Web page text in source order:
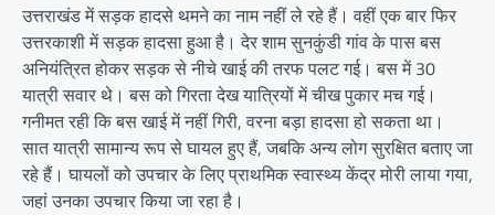
उत्तराखंड में सड़क हादसे थमने का नाम नहीं ले रहे हैं। वहीं एक बार फिर
उत्तरकाशी में सड़क हादसा हुआ है। देर शाम सुनकुंडी गांव के पास बस
अनियंत्रित होकर सड़क से नीचे खाई की तरफ पलट गई। बस में 30
यात्री सवार थे। बस को गिरता देख यात्रियों में चीख पुकार मच गई।
गनीमत रही कि बस खाई में नहीं गिरी, वरना बड़ा हादसा हो सकता था।
सात यात्री सामान्य रूप से घायल हुए हैं, जबकि अन्य लोग सुरक्षित बताए जा
रहे हैं। घायलों को उपचार के लिए प्राथमिक स्वास्थ्य केंद्र मोरी लाया गया,
जहां उनका उपचार किया जा रहा है।